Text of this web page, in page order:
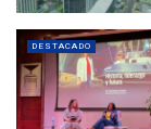
DESTACADO